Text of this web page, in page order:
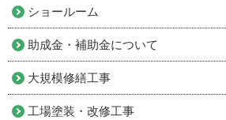
ショールーム
助成金・補助金について
大規模修繕工事
工場塗装・改修工事